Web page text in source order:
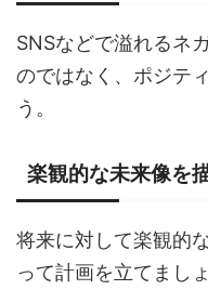
SNSなどで溢れるネ
のではなく、ポジテ
う。
楽観的な未来像を
将来に対して楽観的
って計画を立てましょ